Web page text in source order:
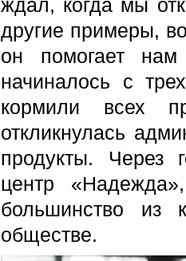
ждал, когда мы
другие примеры,
он помогает
начиналось с
кормили всех
откликнулась
продукты. Через
центр
большинство из
обществе.